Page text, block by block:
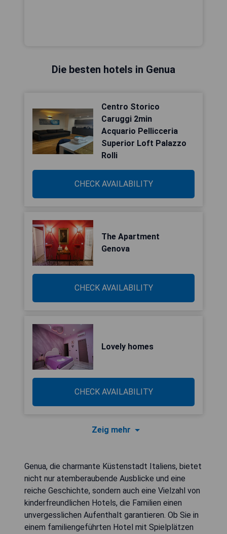
Die besten hotels in Genua
Centro Storico
Caruggi 2min
Acquario Pellicceria
Superior Loft Palazzo
Rolli
CHECK AVAILABILITY
The Apartment
Genova
CHECK AVAILABILITY
Lovely homes
CHECK AVAILABILITY
Zeig mehr
Genua, die charmante Küstenstadt Italiens, bietet
nicht nur atemberaubende Ausblicke und eine
reiche Geschichte, sondern auch eine Vielzahl von
kinderfreundlichen Hotels, die Familien einen
unvergesslichen Aufenthalt garantieren. Ob Sie in
einem familiengeführten Hotel mit Spielplätzen